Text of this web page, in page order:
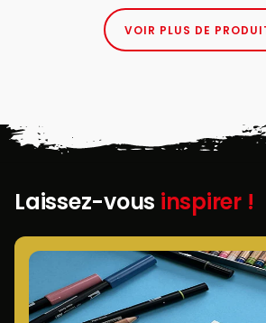
VOIR PLUS DE
Laissez-vous inspirer !